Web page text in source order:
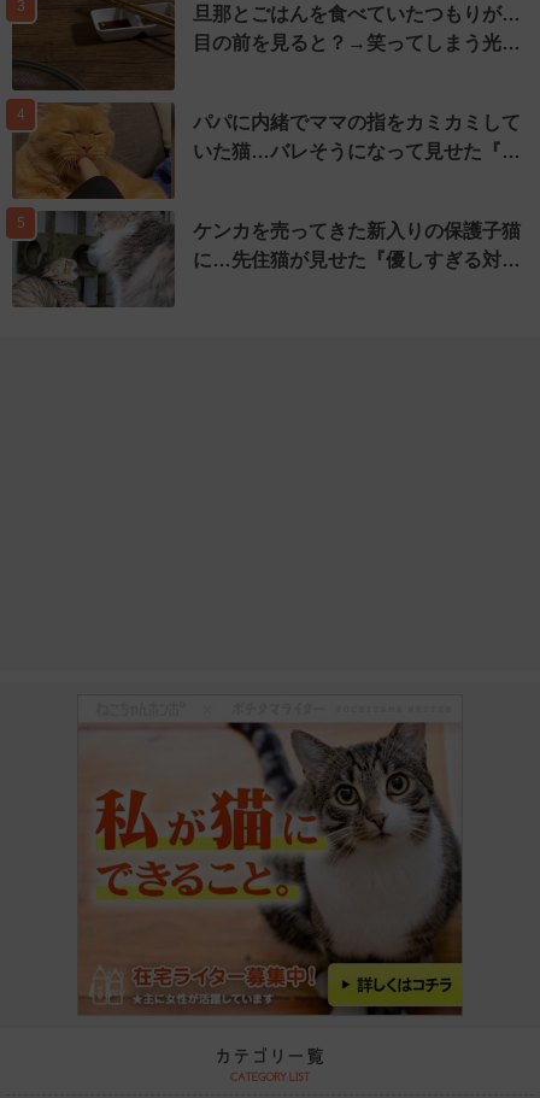
3
旦那とごはんを食べていたつもりが…
目の前を見ると？→笑ってしまう光…
4
パパに内緒でママの指をカミカミして
いた猫…バレそうになって見せた『…
5
ケンカを売ってきた新入りの保護子猫
に…先住猫が見せた『優しすぎる対…